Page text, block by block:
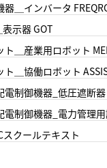
器＿インバータ
表示器 GOT
ト＿産業用ロボット
ト＿協働ロボット
電制御機器_低圧遮断器
電制御機器_電力管理
スクールテキスト